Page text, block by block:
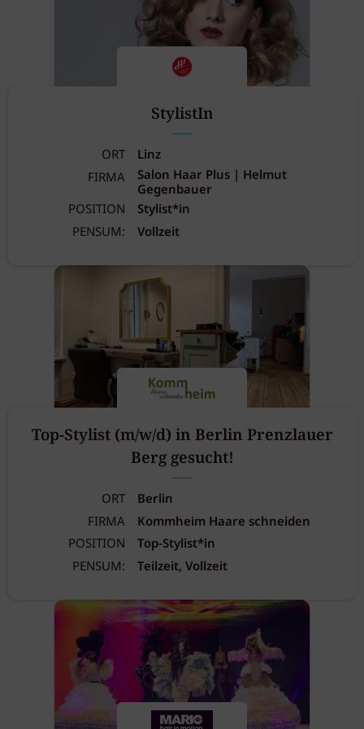
StylistIn
ORT
Linz
FIRMA
Salon Haar Plus | Helmut
Gegenbauer
POSITION
Stylist*in
PENSUM:
Vollzeit
Top-Stylist (m/w/d) in Berlin Prenzlauer
Berg gesucht!
ORT
Berlin
FIRMA
Kommheim Haare schneiden
POSITION
Top-Stylist*in
PENSUM:
Teilzeit, Vollzeit